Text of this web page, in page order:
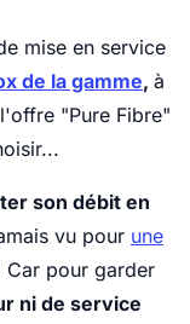
mise en service
de la gamme, à
"Pure Fibre"
son débit en
vu pour une
Car pour garder
ni de service